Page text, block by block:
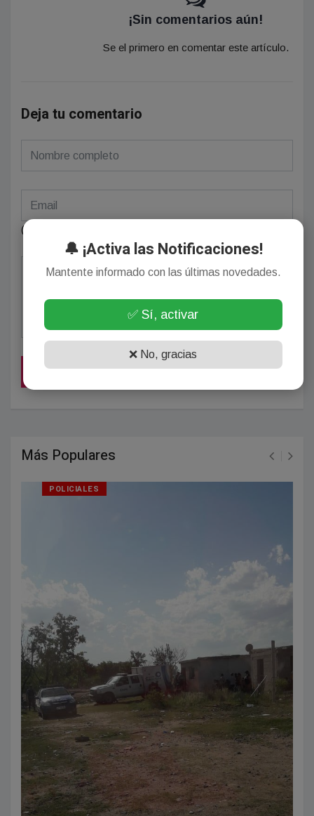
¡Sin comentarios aún!
Se el primero en comentar este artículo.
Deja tu comentario
(Su email no será publicado)
POSTEAR COMENTARIO
Más Populares
POLICIALES
🔔 ¡Activa las Notificaciones!
Mantente informado con las últimas novedades.
✅ Sí, activar
❌ No, gracias